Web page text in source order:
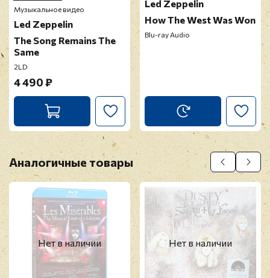
Музыкальное видео
Led Zeppelin
The Song Remains The
Same
2LD
4 490 ₽
Led Zeppelin
How The West Was Won
Blu-ray Audio
Аналогичные товары
Нет в наличии Нет в наличии